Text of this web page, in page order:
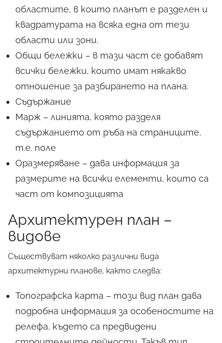
областите, в които планът е разделен и
квадратурата на всяка една от тези
области или зони.
Общи бележки – в тази част се добавят
всички бележки, които имат някакво
отношение за разбирането на плана.
Съдържание
Марж – линията, която разделя
съдържанието от ръба на страниците,
т.е. поле
Оразмеряване – дава информация за
размерите на всички елементи, които са
част от композицията
Архитектурен план –
видове
Съществуват няколко различни вида
архитектурни планове, както следва:
Топографска карта – този вид план дава
подробна информация за особеностите на
релефа, където са предвидени